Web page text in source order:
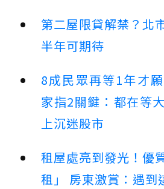
第二屋限貸解禁？北
半年可期待
8成民眾再等1年才
家指2關鍵：都在等
上沉迷股市
租屋處亮到發光！優
租」 房東激賞：遇到